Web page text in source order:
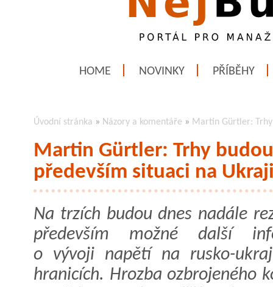
HOME NOVINKY PŘÍBĚHY
Úvodní stránka » Názory a komentáře » Martin Gürtler:
Martin Gürtler: Trhy
především situaci na
Na trzích budou dnes nadále
především možné další
o vývoji napětí na rusko-
hranicích. Hrozba ozbrojeného